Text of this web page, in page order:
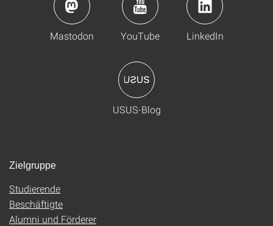
Mastodon YouTube LinkedIn
USUS-Blog
Zielgruppe
Studierende
Beschäftigte
Alumni und Förderer